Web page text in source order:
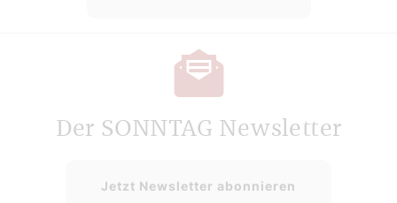
Der SONNTAG Newsletter
Jetzt Newsletter abonnieren